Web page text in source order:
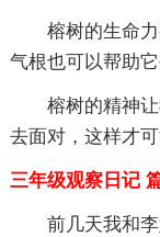
榕树的生命
气根也可以帮助它
榕树的精神
去面对，这样才
三年级观察日记
前几天我和